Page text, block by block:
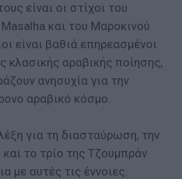
είναι οι στίχοι του
και του Μαροκινού
είναι βαθιά επηρεασμένοι
κλασικής αραβικής ποίησης,
ανησυχία για την
αραβικό κόσμο.
για τη διασταύρωση, την
το τρίο της Τζουμπράν
με αυτές τις έννοιες.